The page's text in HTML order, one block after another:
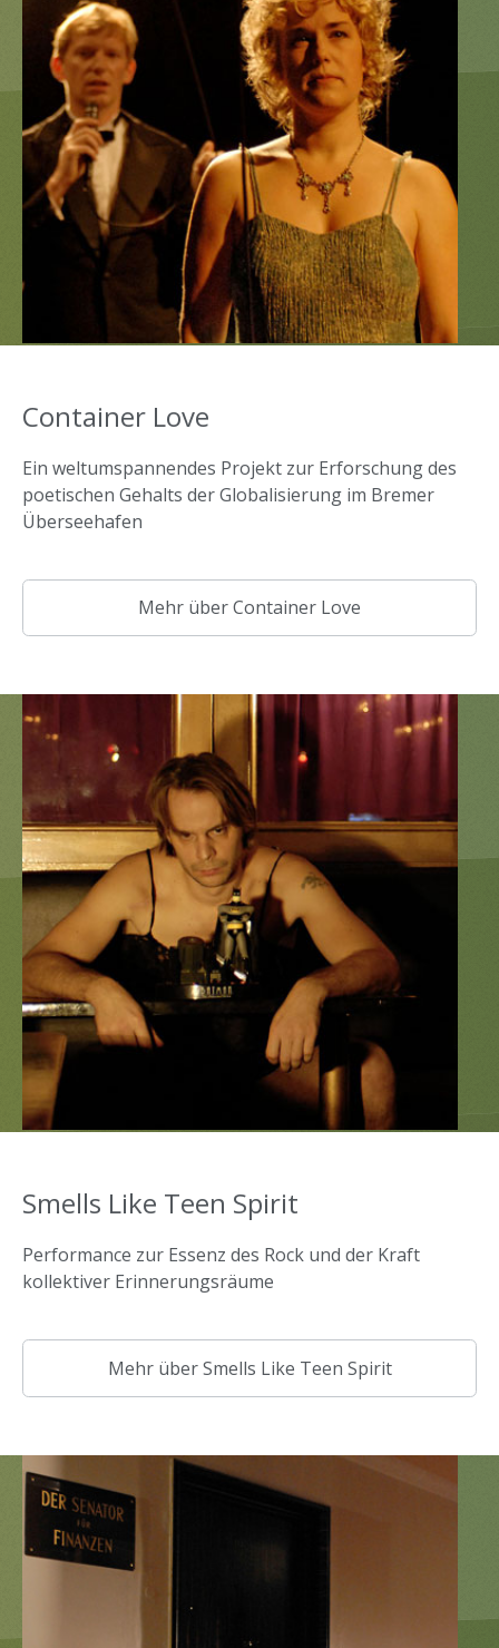
Container Love
Ein weltumspannendes Projekt zur Erforschung des
poetischen Gehalts der Globalisierung im Bremer
Überseehafen
Mehr über Container Love
Smells Like Teen Spirit
Performance zur Essenz des Rock und der Kraft
kollektiver Erinnerungsräume
Mehr über Smells Like Teen Spirit